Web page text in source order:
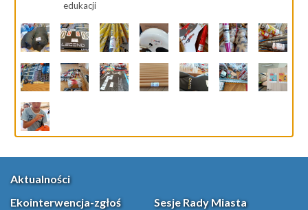
edukacji
Aktualności
Ekointerwencja-zgłoś
Sesje Rady Miasta